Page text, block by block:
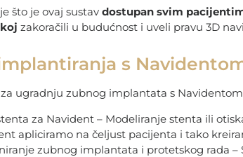
što je ovaj sustav dostupan svim
zakoračili u budućnost i uveli pravu 3D
s
ugradnju zubnog implantata s
za Navident – Modeliranje stenta ili
apliciramo na čeljust pacijenta i tako
zubnog implantata i protetskog rada